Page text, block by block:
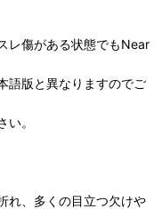
レ傷がある状態でもNear
語版と異なりますのでご
。
れ、多くの目立つ欠けや